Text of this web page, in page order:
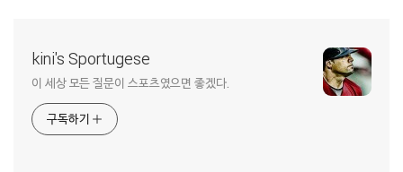
kini's Sportugese
이 세상 모든 질문이 스포츠였으면 좋겠다.
구독하기